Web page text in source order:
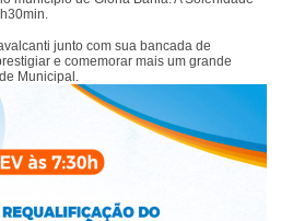
junto com sua bancada de
e comemorar mais um grande
Municipal.